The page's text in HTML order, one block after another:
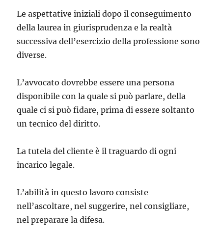
Le aspettative iniziali dopo il conseguimento
della laurea in giurisprudenza e la realtà
successiva dell’esercizio della professione sono
diverse.
L’avvocato dovrebbe essere una persona
disponibile con la quale si può parlare, della
quale ci si può fidare, prima di essere soltanto
un tecnico del diritto.
La tutela del cliente è il traguardo di ogni
incarico legale.
L’abilità in questo lavoro consiste
nell’ascoltare, nel suggerire, nel consigliare,
nel preparare la difesa.